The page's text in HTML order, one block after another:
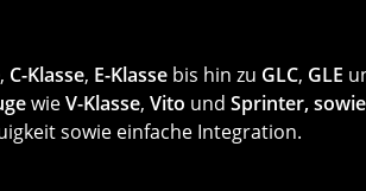
, C-Klasse, E-Klasse bis hin zu GLC, GLE
wieV-Klasse, Vito und Sprinter, sowie
sowie einfache Integration.